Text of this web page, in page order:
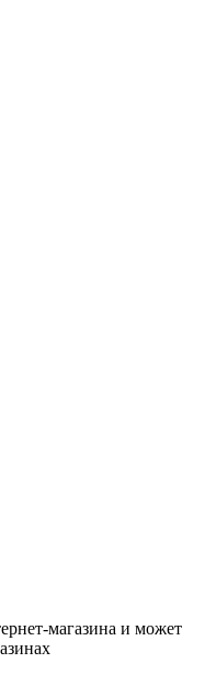
магазина и может